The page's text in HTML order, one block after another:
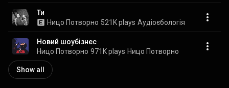
Ти
Ницо Потворно 521K plays Аудіоєбологія
Новий шоубізнес
Ницо Потворно 971K plays Ницо Потворно
Show all